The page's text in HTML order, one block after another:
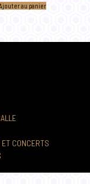
au panier
CONCERTS